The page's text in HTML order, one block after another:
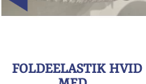
FOLDEELASTIK HVID